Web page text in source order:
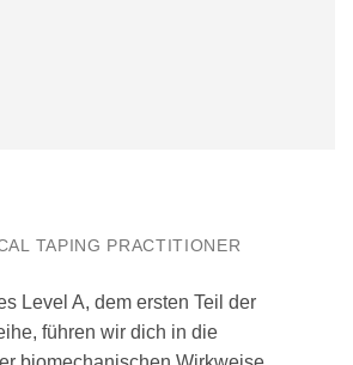
TAPING PRACTITIONER
Level A, dem ersten Teil der
führen wir dich in die